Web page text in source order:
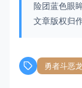
险团蓝色眼
文章版权归
勇者斗恶龙